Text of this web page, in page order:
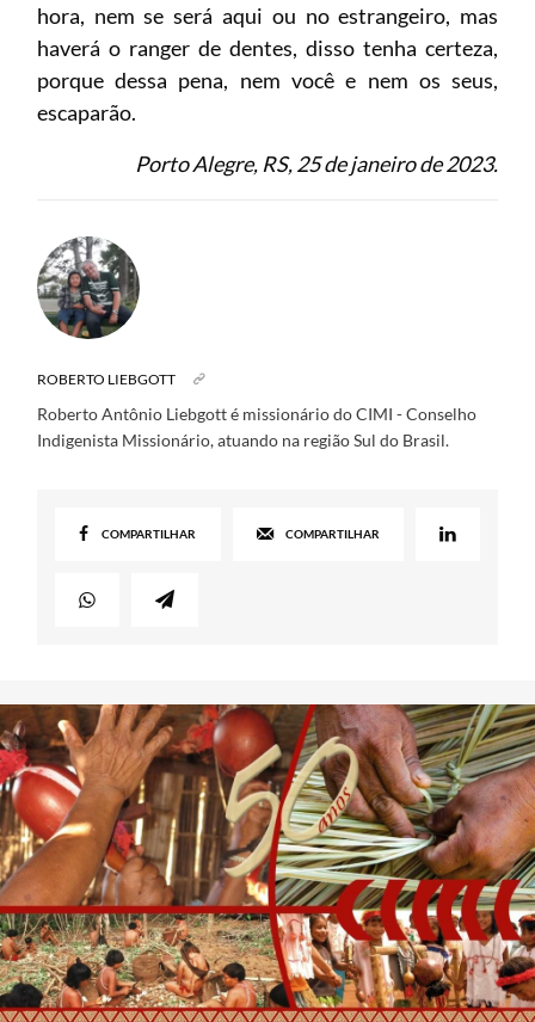
hora, nem se será aqui ou no estrangeiro, mas
haverá o ranger de dentes, disso tenha certeza,
porque dessa pena, nem você e nem os seus,
escaparão.
Porto Alegre, RS, 25 de janeiro de 2023.
ROBERTO LIEBGOTT
Roberto Antônio Liebgott é missionário do CIMI - Conselho
Indigenista Missionário, atuando na região Sul do Brasil.
COMPARTILHAR COMPARTILHAR